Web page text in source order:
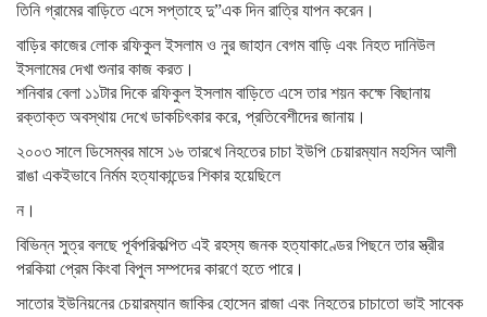
তিনি গ্রামের বাড়িতে এসে সপ্তাহে দু”এক দিন রাত্রি যাপন করেন।
বাড়ির কাজের লোক রফিকুল ইসলাম ও নুর জাহান বেগম বাড়ি এবং নিহত দানিউল
ইসলামের দেখা শুনার কাজ করত।
শনিবার বেলা ১১টার দিকে রফিকুল ইসলাম বাড়িতে এসে তার শয়ন কক্ষে বিছানায়
রক্তাক্ত অবস্থায় দেখে ডাকচিৎকার করে, প্রতিবেশীদের জানায়।
২০০৩ সালে ডিসেম্বর মাসে ১৬ তারখে নিহতের চাচা ইউপি চেয়ারম্যান মহসিন আলী
রাঙা একইভাবে নির্মম হত্যাকান্ডের শিকার হয়েছিলে
ন।
বিভিন্ন সুত্র বলছে পূর্বপরিকল্পিত এই রহস্য জনক হত্যাকাণ্ডের পিছনে তার স্ত্রীর
পরকিয়া প্রেম কিংবা বিপুল সম্পদের কারণে হতে পারে।
সাতোর ইউনিয়নের চেয়ারম্যান জাকির হোসেন রাজা এবং নিহতের চাচাতো ভাই সাবেক